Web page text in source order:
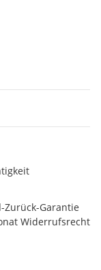
Zurück-Garantie
Widerrufsrecht